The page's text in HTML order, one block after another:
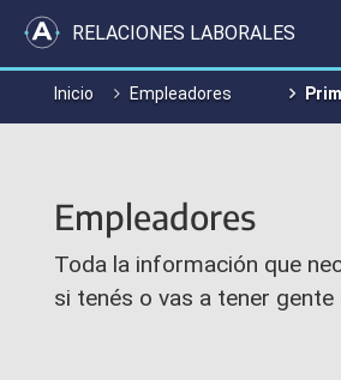
RELACIONES LABORALES
Inicio Empleadores
Empleadores
Toda la información que
si tenés o vas a tener gente